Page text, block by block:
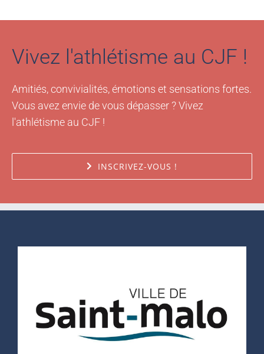
Vivez l'athlétisme au CJF !
Amitiés, convivialités, émotions et sensations fortes.
Vous avez envie de vous dépasser ? Vivez
l'athlétisme au CJF !
INSCRIVEZ-VOUS !